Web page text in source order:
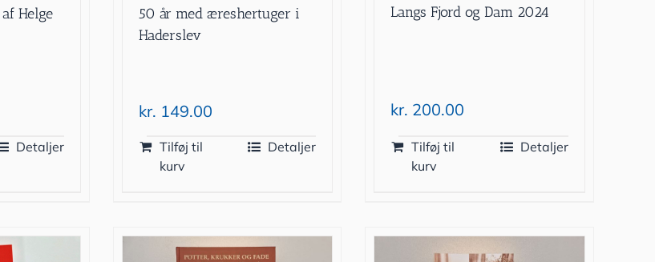
Helge
Detaljer
50 år med æreshertuger i
Haderslev
kr. 149.00
Tilføj til
kurv
Detaljer
Langs Fjord og Dam 2024
kr. 200.00
Tilføj til
kurv
Detaljer